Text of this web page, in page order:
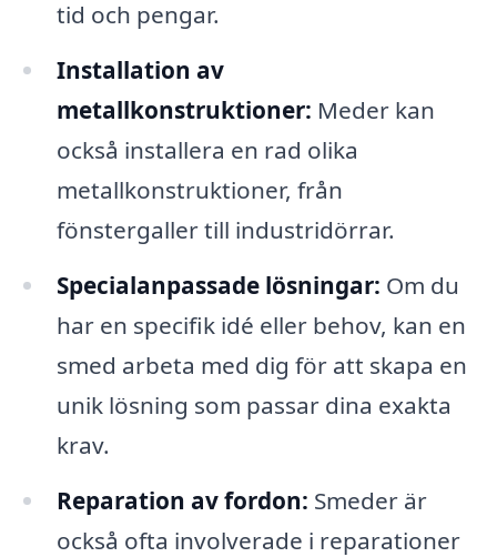
tid och pengar.
Installation av
metallkonstruktioner: Meder kan
också installera en rad olika
metallkonstruktioner, från
fönstergaller till industridörrar.
Specialanpassade lösningar: Om du
har en specifik idé eller behov, kan en
smed arbeta med dig för att skapa en
unik lösning som passar dina exakta
krav.
Reparation av fordon: Smeder är
också ofta involverade i reparationer